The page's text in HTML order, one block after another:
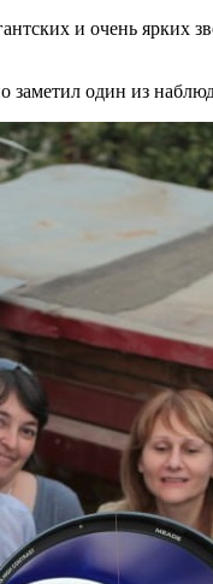
и очень ярких
заметил один из